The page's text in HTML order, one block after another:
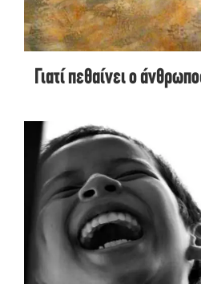
Γιατί πεθαίνει ο